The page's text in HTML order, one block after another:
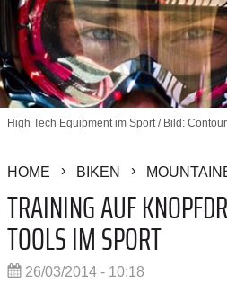
High Tech Equipment im Sport / Bild: Contour
HOME BIKEN
TRAINING AUF
TOOLS IM SPORT
26/03/2014 - 10:18